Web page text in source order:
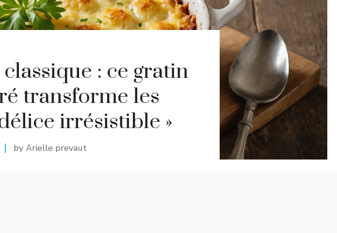
: ce gratin
transforme les
irrésistible »
by Arielle prevaut